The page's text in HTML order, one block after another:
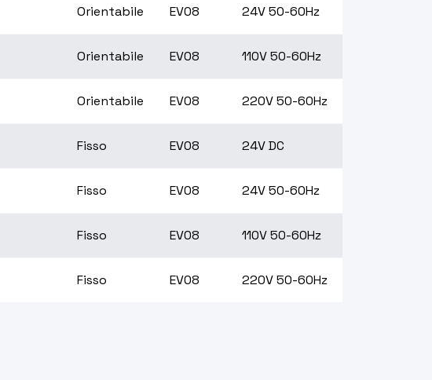
Orientabile EV08 24V 50-60Hz
Orientabile EV08 110V 50-60Hz
Orientabile EV08 220V 50-60Hz
Fisso EV08 24V DC
Fisso EV08 24V 50-60Hz
Fisso EV08 110V 50-60Hz
Fisso EV08 220V 50-60Hz